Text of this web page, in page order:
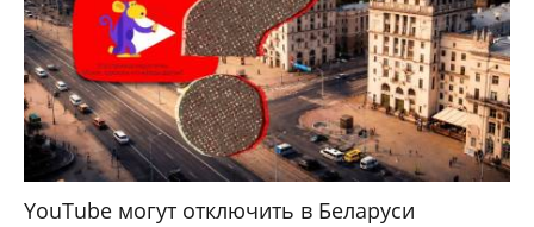
YouTube могут отключить в Беларуси